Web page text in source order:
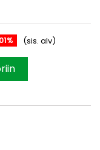
(sis. alv)